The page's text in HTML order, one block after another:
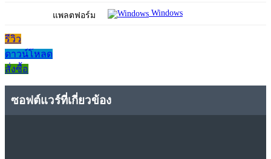
แพลตฟอร์ม Windows
รีวิว
ดาวน์โหลด
สั่งซื้อ
ซอฟต์แวร์ที่เกี่ยวข้อง